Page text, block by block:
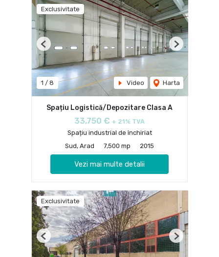
Exclusivitate
1 / 8 Video Harta
Previous Next
Spațiu Logistică/Depozitare Clasa A
33,750 € + 21% TVA
Spațiu industrial de închiriat
Sud, Arad
7,500 mp 2015
Vezi mai multe detalii
Exclusivitate
Previous Next